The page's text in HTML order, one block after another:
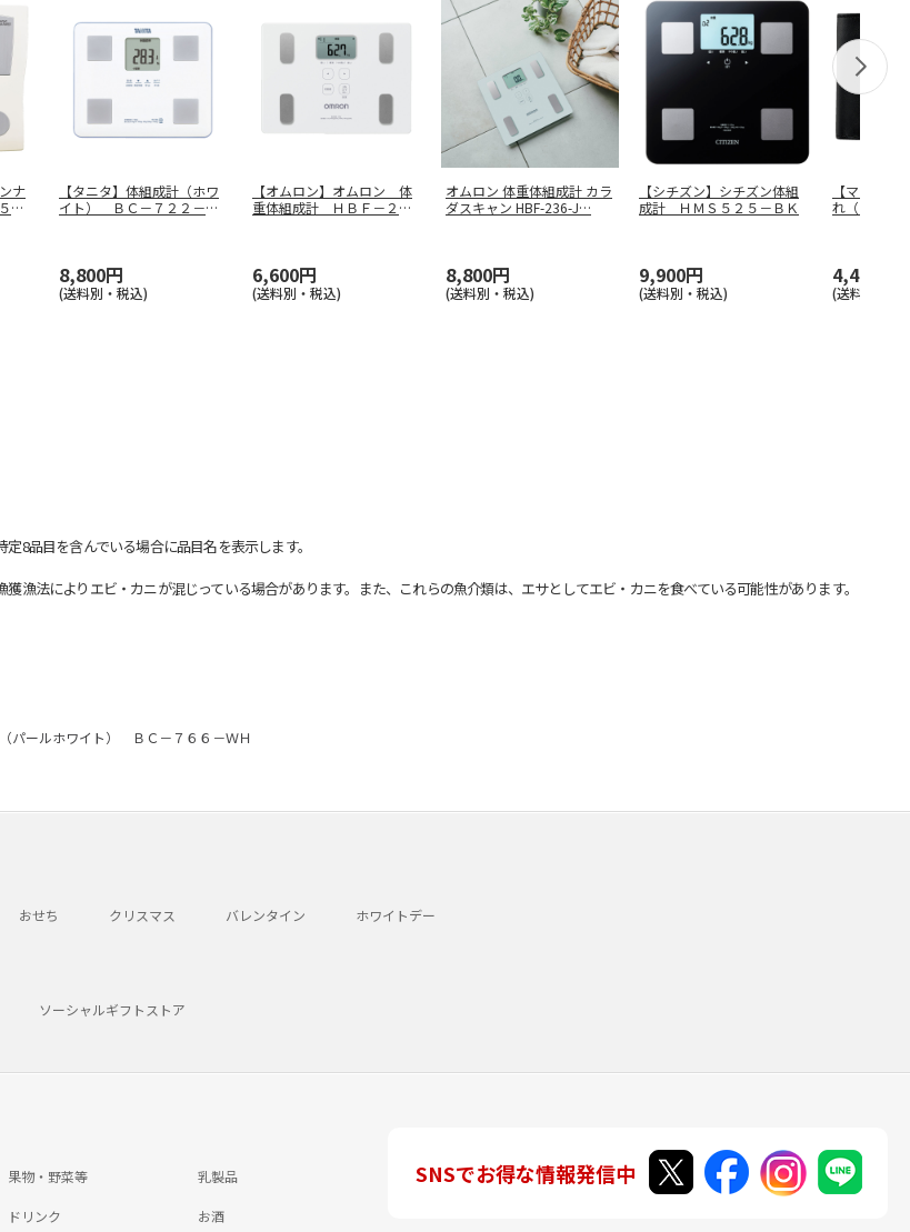
ナ
０
【タニタ】体組成計（ホワ
イト） ＢＣ－７２２－Ｗ
8,800円
(送料別・税込)
【オムロン】オムロン 体
重体組成計 ＨＢＦ－２３
6,600円
(送料別・税込)
オムロン 体重体組成計 カラ
ダスキャン HBF-236-J…
8,800円
(送料別・税込)
【シチズン】シチズン体組
成計 ＨＭＳ５２５－ＢＫ
9,900円
(送料別・税込)
【マレリー
れ（ブラッ
4,400円
(送料別・税
8品目を含んでいる場合に品目名を表示します。
法によりエビ・カニが混じっている場合があります。また、これらの魚介類は、エサとしてエビ・カニを食べている可能性があります。
（パールホワイト） ＢＣ－７６６－ＷＨ
おせち クリスマス バレンタイン ホワイトデー
ソーシャルギフトストア
果物・野菜等 乳製品
ドリンク お酒
SNSでお得な情報発信中